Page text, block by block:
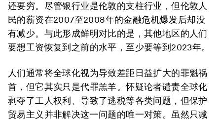
还要穷。尽管银行业是伦敦的支柱行业，但伦敦人
民的薪资在2007至2008年的金融危机爆发后却没
有减少。与此形成鲜明对比的是，其他地区的人们
要想工资恢复到之前的水平，至少要等到2023年。
人们通常将全球化视为导致差距日益扩大的罪魁祸
首，但它其实只是代罪羔羊。怀疑论者谴责全球化
剥夺了工人权利、导致了逃税等各类问题，但保护
贸易主义并非解决这一问题的唯一对策。虽然只减